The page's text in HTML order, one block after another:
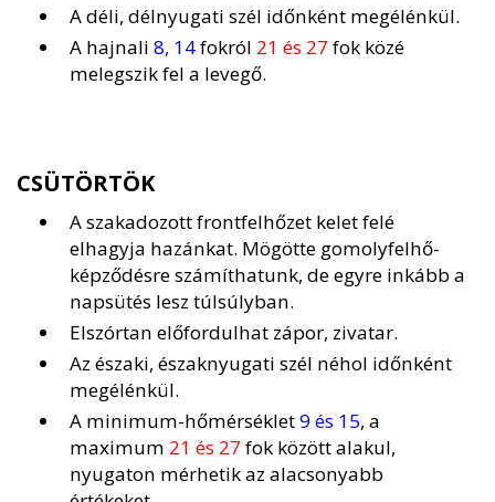
A déli, délnyugati szél időnként megélénkül.
A hajnali 8, 14fokról 21 és 27 fok közé
melegszik fel a levegő.
CSÜTÖRTÖK
A szakadozott frontfelhőzet kelet felé
elhagyja hazánkat. Mögötte gomolyfelhő-
képződésre számíthatunk, de egyre inkább a
napsütés lesz túlsúlyban.
Elszórtan előfordulhat zápor, zivatar.
Az északi, északnyugati szél néhol időnként
megélénkül.
A minimum-hőmérséklet9 és 15, a
maximum 21 és 27 fok között alakul,
nyugaton mérhetik az alacsonyabb